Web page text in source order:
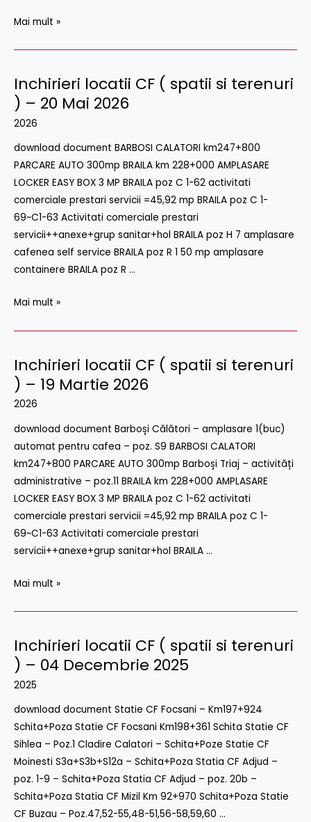
Mai mult »
Inchirieri locatii CF ( spatii si terenuri
) – 20 Mai 2026
2026
download document BARBOSI CALATORI km247+800
PARCARE AUTO 300mp BRAILA km 228+000 AMPLASARE
LOCKER EASY BOX 3 MP BRAILA poz C 1-62 activitati
comerciale prestari servicii =45,92 mp BRAILA poz C 1-
69~C1-63 Activitati comerciale prestari
servicii++anexe+grup sanitar+hol BRAILA poz H 7 amplasare
cafenea self service BRAILA poz R 1 50 mp amplasare
containere BRAILA poz R …
Inchirieri
locatii
CF
spatii
si
terenuri
)
–
20
Mai
2026
Mai mult »
Inchirieri locatii CF ( spatii si terenuri
) – 19 Martie 2026
2026
download document Barboși Călători – amplasare 1(buc)
automat pentru cafea – poz. S9 BARBOSI CALATORI
km247+800 PARCARE AUTO 300mp Barboși Triaj – activități
administrative – poz.11 BRAILA km 228+000 AMPLASARE
LOCKER EASY BOX 3 MP BRAILA poz C 1-62 activitati
comerciale prestari servicii =45,92 mp BRAILA poz C 1-
69~C1-63 Activitati comerciale prestari
servicii++anexe+grup sanitar+hol BRAILA …
Inchirieri
locatii
CF
spatii
si
terenuri
)
–
19
Martie
2026
Mai mult »
Inchirieri locatii CF ( spatii si terenuri
) – 04 Decembrie 2025
2025
download document Statie CF Focsani – Km197+924
Schita+Poza Statie CF Focsani Km198+361 Schita Statie CF
Sihlea – Poz.1 Cladire Calatori – Schita+Poze Statie CF
Moinesti S3a+S3b+S12a – Schita+Poza Statia CF Adjud –
poz. 1-9 – Schita+Poza Statia CF Adjud – poz. 20b –
Schita+Poza Statia CF Mizil Km 92+970 Schita+Poza Statie
CF Buzau – Poz.47,52-55,48-51,56-58,59,60 …
Inchirieri
locatii
CF
spatii
si
terenuri
)
–
04
Decembrie